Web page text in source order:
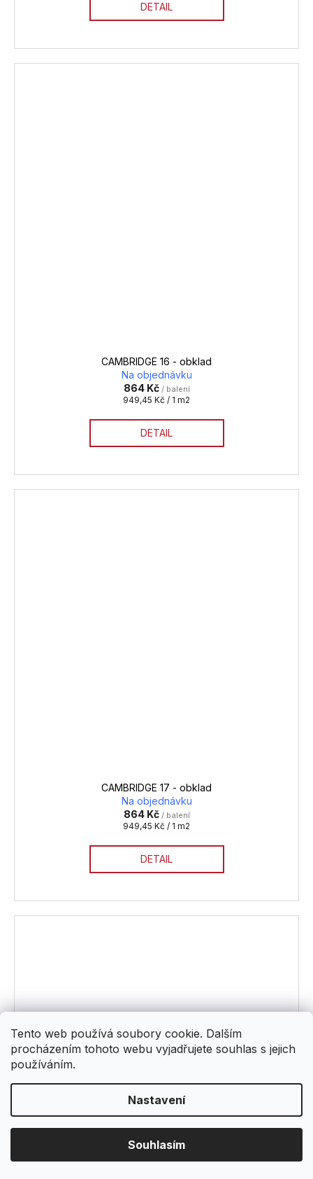
Tento web používá soubory cookie. Dalším
procházením tohoto webu vyjadřujete souhlas s jejich
používáním.
Nastavení
Souhlasím
DETAIL
CAMBRIDGE 16 - obklad
Na objednávku
864 Kč / balení
Měrná
949,45 Kč / 1 m2
DETAIL
CAMBRIDGE 17 - obklad
Na objednávku
864 Kč / balení
Měrná
949,45 Kč / 1 m2
DETAIL